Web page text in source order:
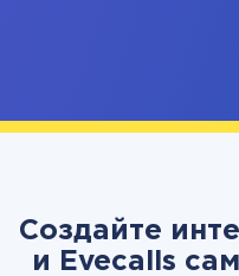
Создайте
и Evecalls